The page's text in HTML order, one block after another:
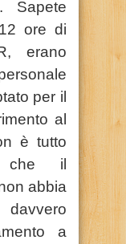
Sapete
ore di
erano
per il
al
è tutto
che il
abbia
a